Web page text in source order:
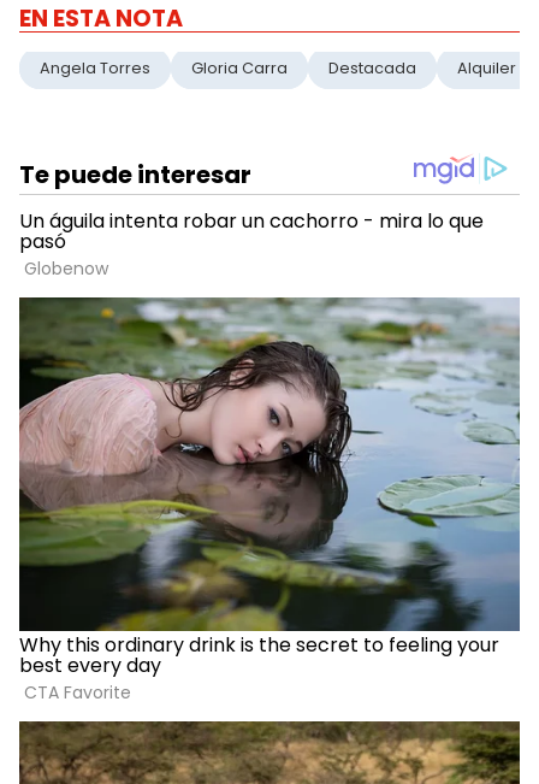
EN ESTA NOTA
Angela Torres Gloria Carra Destacada Alquiler